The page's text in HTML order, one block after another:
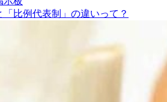
「比例代表制」の違いって？